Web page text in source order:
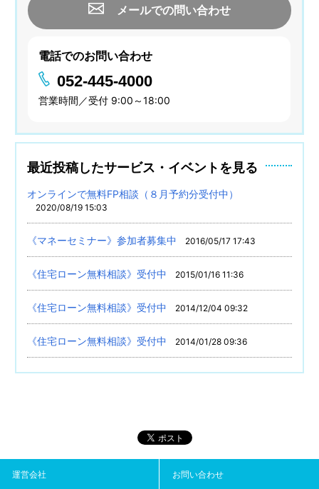
メールでの問い合わせ
電話でのお問い合わせ
052-445-4000
営業時間／受付 9:00～18:00
最近投稿したサービス・イベントを見る
オンラインで無料FP相談（８月予約分受付中）
2020/08/19 15:03
《マネーセミナー》参加者募集中 2016/05/17 17:43
《住宅ローン無料相談》受付中 2015/01/16 11:36
《住宅ローン無料相談》受付中 2014/12/04 09:32
《住宅ローン無料相談》受付中 2014/01/28 09:36
運営会社 お問い合わせ